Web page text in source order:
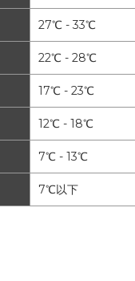
27℃ - 33℃
22℃ - 28℃
17℃ - 23℃
12℃ - 18℃
7℃ - 13℃
7℃以下